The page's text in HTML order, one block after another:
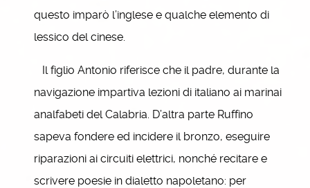
questo imparò l’inglese e qualche elemento di
lessico del cinese.
Il figlio Antonio riferisce che il padre, durante la
navigazione impartiva lezioni di italiano ai marinai
analfabeti del Calabria. D’altra parte Ruffino
sapeva fondere ed incidere il bronzo, eseguire
riparazioni ai circuiti elettrici, nonché recitare e
scrivere poesie in dialetto napoletano: per